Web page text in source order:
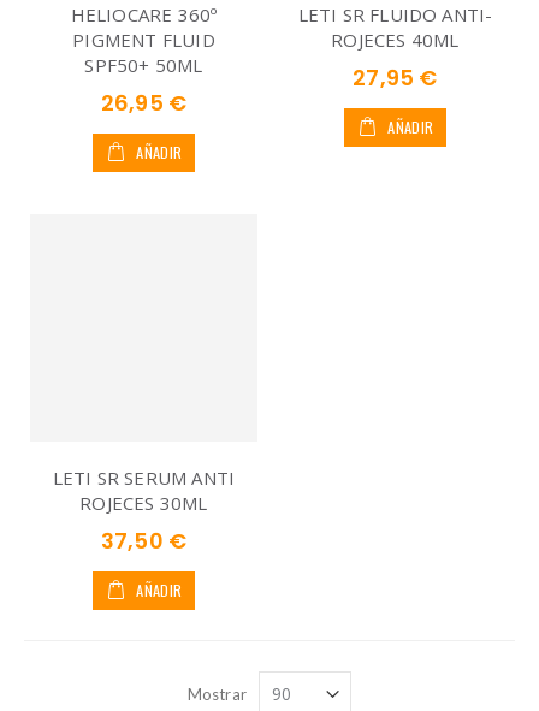
HELIOCARE 360º
PIGMENT FLUID
SPF50+ 50ML
26,95 €
AÑADIR
LETI SR FLUIDO ANTI-
ROJECES 40ML
27,95 €
AÑADIR
LETI SR SERUM ANTI
ROJECES 30ML
37,50 €
AÑADIR
Mostrar